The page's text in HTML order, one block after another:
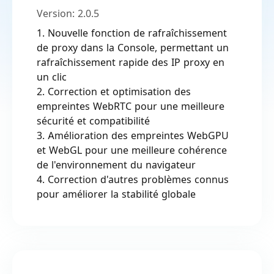
Version: 2.0.5
1. Nouvelle fonction de rafraîchissement
de proxy dans la Console, permettant un
rafraîchissement rapide des IP proxy en
un clic
2. Correction et optimisation des
empreintes WebRTC pour une meilleure
sécurité et compatibilité
3. Amélioration des empreintes WebGPU
et WebGL pour une meilleure cohérence
de l'environnement du navigateur
4. Correction d'autres problèmes connus
pour améliorer la stabilité globale